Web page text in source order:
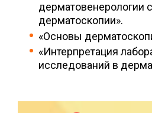
дерматовенерологии
дерматоскопии».
«Основы
«Интерпретация
исследований в